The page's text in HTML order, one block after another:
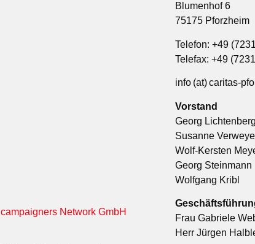
campaigners Network GmbH
Blumenhof 6
75175 Pforzheim
Telefon: +49
Telefax: +49
info (at) caritas-
Vorstand
Georg
Susanne
Wolf-Kersten
Georg Steinmann
Wolfgang Kribl
Frau Gabriele
Herr Jürgen